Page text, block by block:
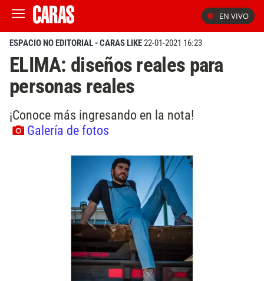
EN VIVO
ESPACIO NO EDITORIAL - CARAS LIKE22-01-2021 16:23
ELIMA: diseños reales para
personas reales
¡Conoce más ingresando en la nota!
Galería de fotos